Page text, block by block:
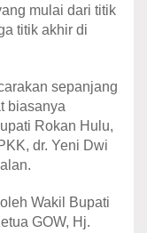
mulai dari titik
titik akhir di
sepanjang
biasanya
Rokan Hulu,
dr. Yeni Dwi
Wakil Bupati
GOW, Hj.